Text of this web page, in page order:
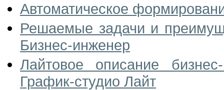
Автоматическое
Решаемые задачи и
Бизнес-инженер
Лайтовое описание
График-студио Лайт